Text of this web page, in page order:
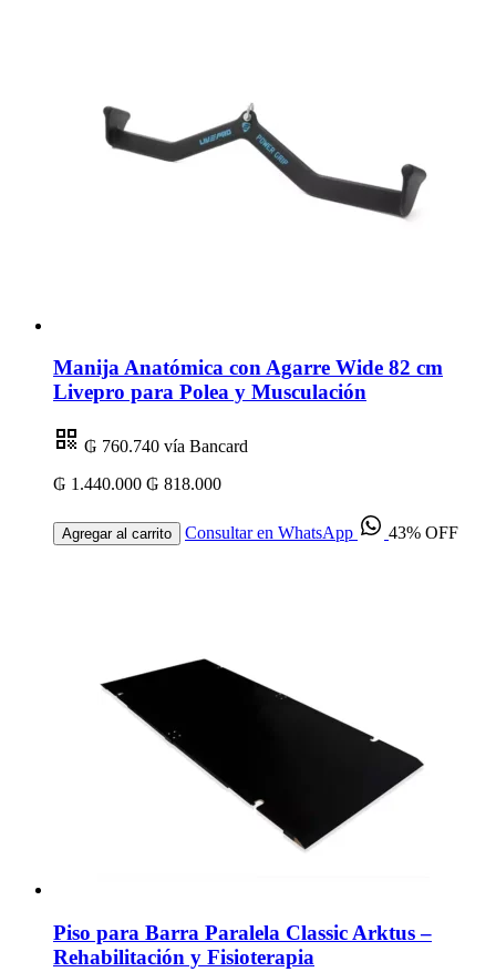
Manija Anatómica con Agarre Wide 82 cm
Livepro para Polea y Musculación
₲ 760.740 vía Bancard
₲ 1.440.000 ₲ 818.000
Agregar al carrito Consultar en WhatsApp 43% OFF
Piso para Barra Paralela Classic Arktus –
Rehabilitación y Fisioterapia